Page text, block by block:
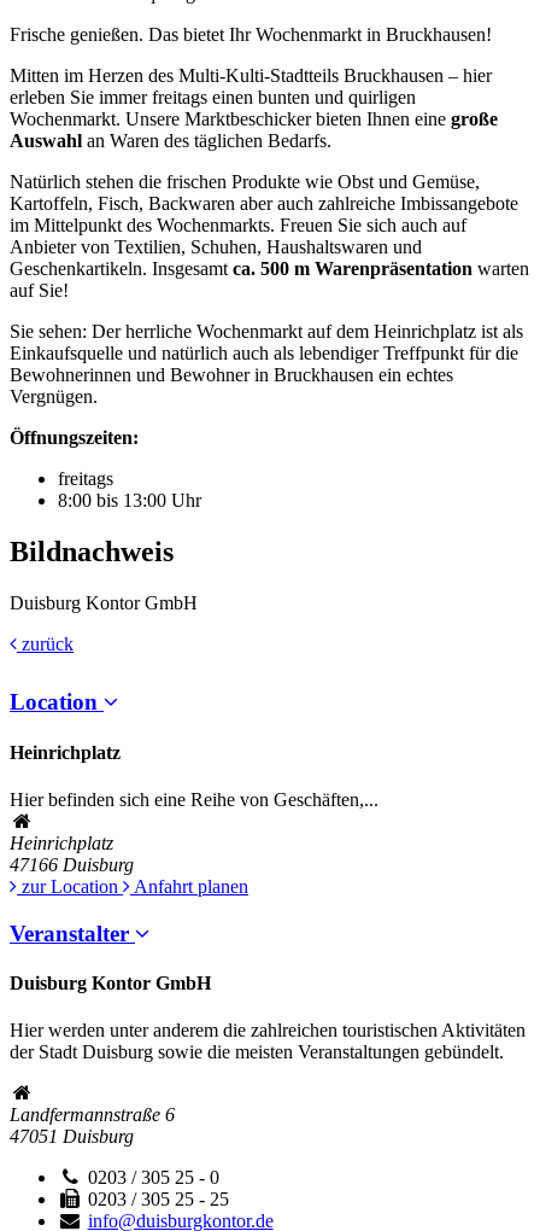
Frische genießen. Das bietet Ihr Wochenmarkt in Bruckhausen!
Mitten im Herzen des Multi-Kulti-Stadtteils Bruckhausen – hier
erleben Sie immer freitags einen bunten und quirligen
Wochenmarkt. Unsere Marktbeschicker bieten Ihnen eine große
Auswahl an Waren des täglichen Bedarfs.
Natürlich stehen die frischen Produkte wie Obst und Gemüse,
Kartoffeln, Fisch, Backwaren aber auch zahlreiche Imbissangebote
im Mittelpunkt des Wochenmarkts. Freuen Sie sich auch auf
Anbieter von Textilien, Schuhen, Haushaltswaren und
Geschenkartikeln. Insgesamt ca. 500 m Warenpräsentation warten
auf Sie!
Sie sehen: Der herrliche Wochenmarkt auf dem Heinrichplatz ist als
Einkaufsquelle und natürlich auch als lebendiger Treffpunkt für die
Bewohnerinnen und Bewohner in Bruckhausen ein echtes
Vergnügen.
Öffnungszeiten:
freitags
8:00 bis 13:00 Uhr
Bildnachweis
Duisburg Kontor GmbH
zurück
Location
Heinrichplatz
Hier befinden sich eine Reihe von Geschäften,...
Heinrichplatz
47166 Duisburg
zur Location
Anfahrt planen
Veranstalter
Duisburg Kontor GmbH
Hier werden unter anderem die zahlreichen touristischen Aktivitäten
der Stadt Duisburg sowie die meisten Veranstaltungen gebündelt.
Landfermannstraße 6
47051 Duisburg
0203 / 305 25 - 0
0203 / 305 25 - 25
info@duisburgkontor.de